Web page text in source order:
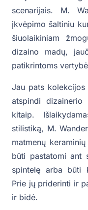
scenarijais. M.
įkvėpimo šaltiniu
šiuolaikiniam
dizaino madų,
patikrintoms
Jau pats kolekcijos
atspindi
kitaip.
stilistiką, M.
matmenų
būti pastatomi ant
spintelę arba būti
Prie jų priderinti ir
ir bidė.